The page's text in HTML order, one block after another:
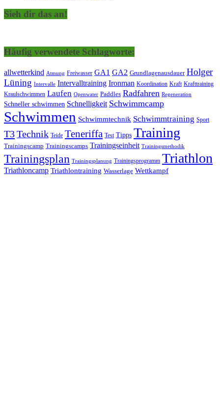
Sieh dir das an!
Häufig verwendete Schlagworte:
allwetterkind Atmung Freiwasser GA1 GA2 Grundlagenausdauer Holger
Lüning Intervalle Intervalltraining Ironman Koordination Kraft Krafttraining
Kraulschwimmen Laufen Openwater Paddles Radfahren Regeneration
Schneller schwimmen Schnelligkeit Schwimmcamp
Schwimmen Schwimmtechnik Schwimmtraining Sport
T3Technik Teide Teneriffa Test Tipps Training
Trainingscamp Trainingscamps Trainingseinheit Trainingsmethodik
Trainingsplan Trainingsplanung Trainingsprogramm Triathlon
Triathloncamp Triathlontraining Wasserlage Wettkampf